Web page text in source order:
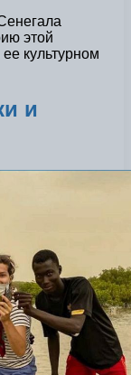
этой
культурном
и